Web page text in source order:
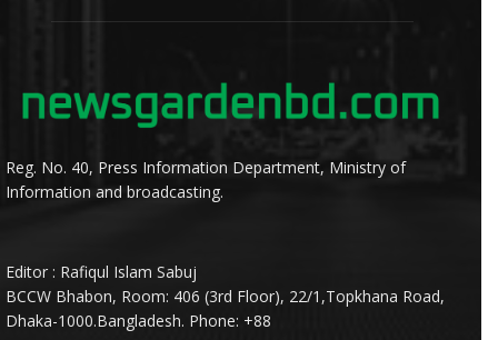
Reg. No. 40, Press Information Department, Ministry of
Information and broadcasting.
Editor : Rafiqul Islam Sabuj
BCCW Bhabon, Room: 406 (3rd Floor), 22/1,Topkhana Road,
Dhaka-1000.Bangladesh. Phone: +88